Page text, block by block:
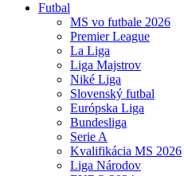
Futbal
MS vo futbale 2026
Premier League
La Liga
Liga Majstrov
Niké Liga
Slovenský futbal
Európska Liga
Bundesliga
Serie A
Kvalifikácia MS 2026
Liga Národov